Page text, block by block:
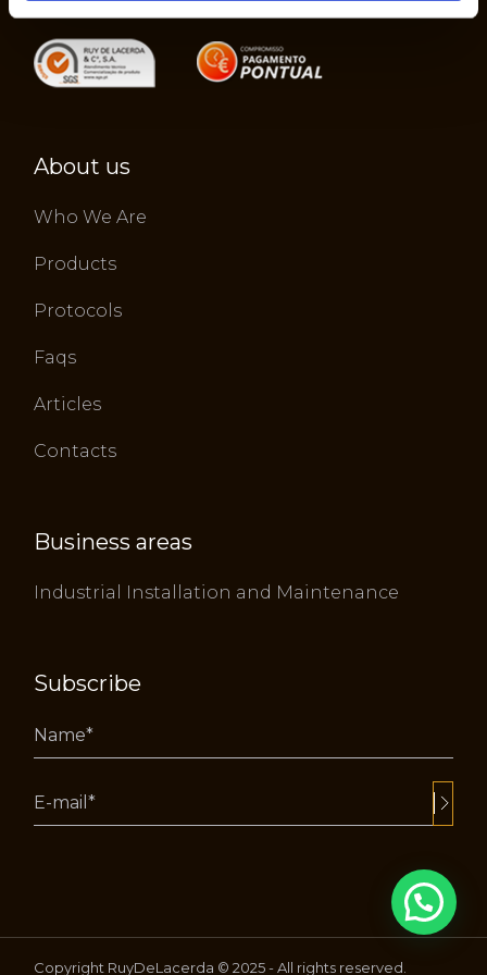
About us
Who We Are
Products
Protocols
Faqs
Articles
Contacts
Business areas
Industrial Installation and Maintenance
Subscribe
Copyright RuyDeLacerda © 2025 - All rights reserved.